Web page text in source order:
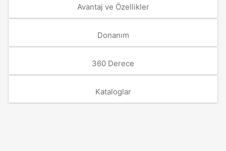
Avantaj ve Özellikler
Donanım
360 Derece
Kataloglar